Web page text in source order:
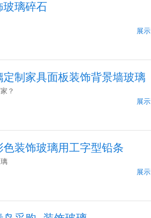
玻璃碎石
展
定制家具面板装饰背景墙玻璃
？
展
装饰玻璃用工字型铅条
展